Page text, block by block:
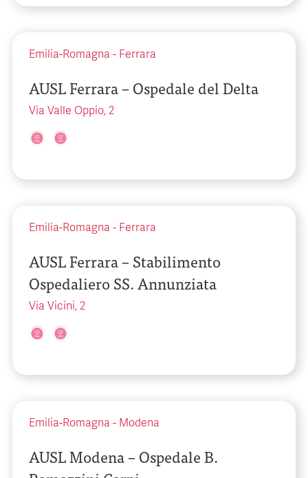
Emilia-Romagna - Ferrara
AUSL Ferrara – Ospedale del Delta
Via Valle Oppio, 2
Emilia-Romagna - Ferrara
AUSL Ferrara – Stabilimento
Ospedaliero SS. Annunziata
Via Vicini, 2
Emilia-Romagna - Modena
AUSL Modena – Ospedale B.